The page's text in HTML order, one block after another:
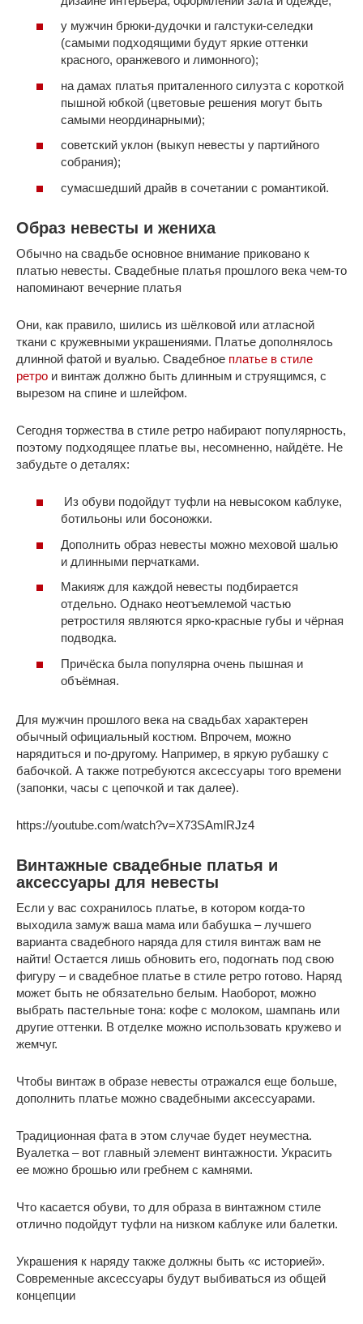
у мужчин брюки-дудочки и галстуки-селедки
(самыми подходящими будут яркие оттенки
красного, оранжевого и лимонного);
на дамах платья приталенного силуэта с короткой
пышной юбкой (цветовые решения могут быть
самыми неординарными);
советский уклон (выкуп невесты у партийного
собрания);
сумасшедший драйв в сочетании с романтикой.
Образ невесты и жениха
Обычно на свадьбе основное внимание приковано к
платью невесты. Свадебные платья прошлого века чем-то
напоминают вечерние платья
Они, как правило, шились из шёлковой или атласной
ткани с кружевными украшениями. Платье дополнялось
длинной фатой и вуалью. Свадебное платье в стиле
ретро и винтаж должно быть длинным и струящимся, с
вырезом на спине и шлейфом.
Сегодня торжества в стиле ретро набирают популярность,
поэтому подходящее платье вы, несомненно, найдёте. Не
забудьте о деталях:
Из обуви подойдут туфли на невысоком каблуке,
ботильоны или босоножки.
Дополнить образ невесты можно меховой шалью
и длинными перчатками.
Макияж для каждой невесты подбирается
отдельно. Однако неотъемлемой частью
ретростиля являются ярко-красные губы и чёрная
подводка.
Причёска была популярна очень пышная и
объёмная.
Для мужчин прошлого века на свадьбах характерен
обычный официальный костюм. Впрочем, можно
нарядиться и по-другому. Например, в яркую рубашку с
бабочкой. А также потребуются аксессуары того времени
(запонки, часы с цепочкой и так далее).
https://youtube.com/watch?v=X73SAmlRJz4
Винтажные свадебные платья и
аксессуары для невесты
Если у вас сохранилось платье, в котором когда-то
выходила замуж ваша мама или бабушка – лучшего
варианта свадебного наряда для стиля винтаж вам не
найти! Остается лишь обновить его, подогнать под свою
фигуру – и свадебное платье в стиле ретро готово. Наряд
может быть не обязательно белым. Наоборот, можно
выбрать пастельные тона: кофе с молоком, шампань или
другие оттенки. В отделке можно использовать кружево и
жемчуг.
Чтобы винтаж в образе невесты отражался еще больше,
дополнить платье можно свадебными аксессуарами.
Традиционная фата в этом случае будет неуместна.
Вуалетка – вот главный элемент винтажности. Украсить
ее можно брошью или гребнем с камнями.
Что касается обуви, то для образа в винтажном стиле
отлично подойдут туфли на низком каблуке или балетки.
Украшения к наряду также должны быть «с историей».
Современные аксессуары будут выбиваться из общей
концепции